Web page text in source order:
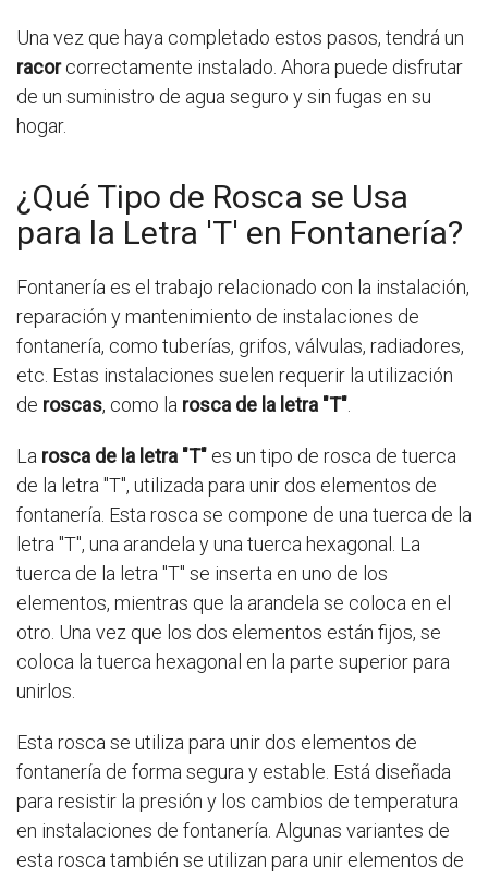
Una vez que haya completado estos pasos, tendrá un
racorcorrectamente instalado. Ahora puede disfrutar
de un suministro de agua seguro y sin fugas en su
hogar.
¿Qué Tipo de Rosca se Usa
para la Letra 'T' en Fontanería?
Fontanería es el trabajo relacionado con la instalación,
reparación y mantenimiento de instalaciones de
fontanería, como tuberías, grifos, válvulas, radiadores,
etc. Estas instalaciones suelen requerir la utilización
de roscas, como la rosca de la letra "T".
La rosca de la letra "T" es un tipo de rosca de tuerca
de la letra "T", utilizada para unir dos elementos de
fontanería. Esta rosca se compone de una tuerca de la
letra "T", una arandela y una tuerca hexagonal. La
tuerca de la letra "T" se inserta en uno de los
elementos, mientras que la arandela se coloca en el
otro. Una vez que los dos elementos están fijos, se
coloca la tuerca hexagonal en la parte superior para
unirlos.
Esta rosca se utiliza para unir dos elementos de
fontanería de forma segura y estable. Está diseñada
para resistir la presión y los cambios de temperatura
en instalaciones de fontanería. Algunas variantes de
esta rosca también se utilizan para unir elementos de